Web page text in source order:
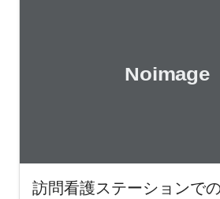
訪問看護ステーションで